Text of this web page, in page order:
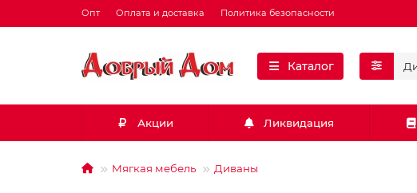
Опт Оплата и доставка Политика безопасности
Каталог
Акции Ликвидация
Мягкая мебель Диваны